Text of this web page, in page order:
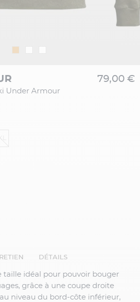
Under Armour
79,00 €
DÉTAILS
taille idéal pour pouvoir bouger
grâce à une coupe droite
niveau du bord-côte inférieur,